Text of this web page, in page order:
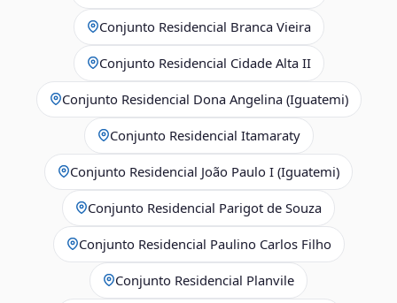
Conjunto Residencial Branca Vieira
Conjunto Residencial Cidade Alta II
Conjunto Residencial Dona Angelina (Iguatemi)
Conjunto Residencial Itamaraty
Conjunto Residencial João Paulo I (Iguatemi)
Conjunto Residencial Parigot de Souza
Conjunto Residencial Paulino Carlos Filho
Conjunto Residencial Planvile